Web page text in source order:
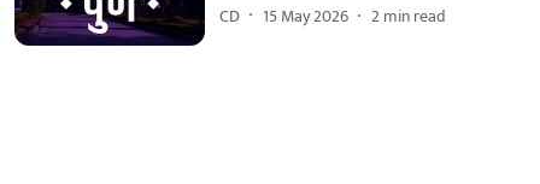
CD 15 May 2026 2min read